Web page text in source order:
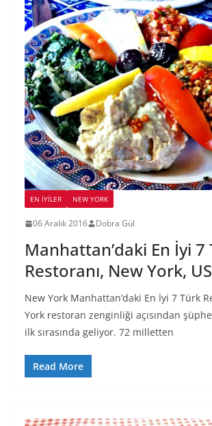
EN İYILER NEW YORK
06 Aralık 2016 Dobra Gül
Manhattan’daki En İyi 7
Restoranı, New York,
New York Manhattan’daki En İyi 7 Türk
York restoran zenginliği açısından
ilk sırasında geliyor. 72 milletten
Read More